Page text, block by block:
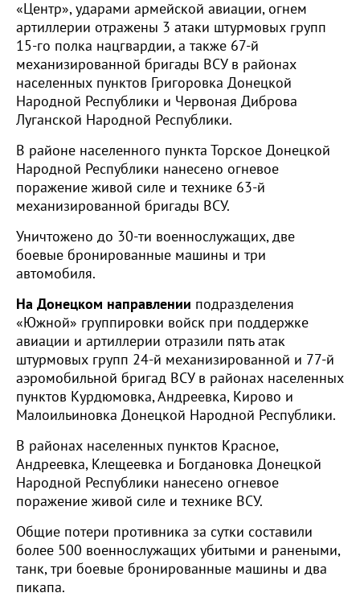
«Центр», ударами армейской авиации, огнем
артиллерии отражены 3 атаки штурмовых групп
15-го полка нацгвардии, а также 67-й
механизированной бригады ВСУ в районах
населенных пунктов Григоровка Донецкой
Народной Республики и Червоная Диброва
Луганской Народной Республики.
В районе населенного пункта Торское Донецкой
Народной Республики нанесено огневое
поражение живой силе и технике 63-й
механизированной бригады ВСУ.
Уничтожено до 30-ти военнослужащих, две
боевые бронированные машины и три
автомобиля.
На Донецком направлении подразделения
«Южной» группировки войск при поддержке
авиации и артиллерии отразили пять атак
штурмовых групп 24-й механизированной и 77-й
аэромобильной бригад ВСУ в районах населенных
пунктов Курдюмовка, Андреевка, Кирово и
Малоильиновка Донецкой Народной Республики.
В районах населенных пунктов Красное,
Андреевка, Клещеевка и Богдановка Донецкой
Народной Республики нанесено огневое
поражение живой силе и технике ВСУ.
Общие потери противника за сутки составили
более 500 военнослужащих убитыми и ранеными,
танк, три боевые бронированные машины и два
пикапа.